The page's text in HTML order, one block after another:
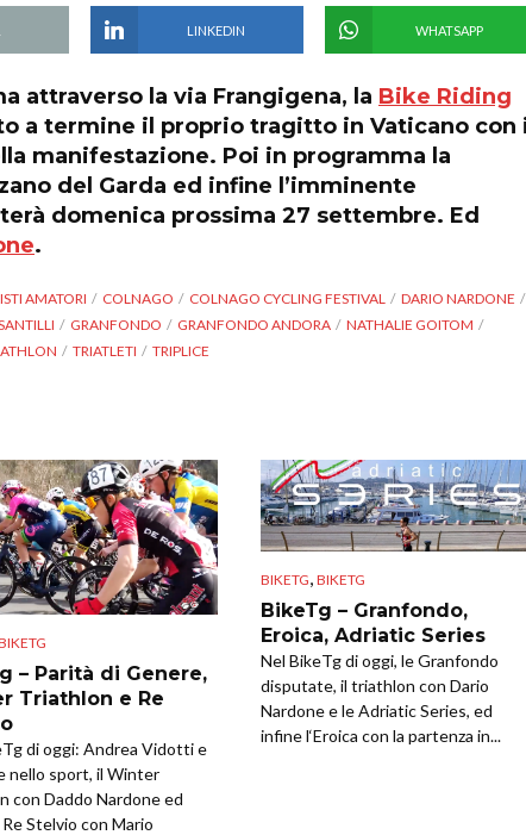
LINKEDIN WHATSAPP
attraverso la via Frangigena, la Bike Riding
a termine il proprio tragitto in Vaticano con
manifestazione. Poi in programma la
del Garda ed infine l’imminente
domenica prossima 27 settembre. Ed
.
AMATORI COLNAGO COLNAGO CYCLING FESTIVAL
DARIO NARDONE
GRANFONDO GRANFONDO ANDORA
NATHALIE GOITOM
TRIATLETI TRIPLICE
– Parità di Genere,
Triathlon e Re
di oggi: Andrea Vidotti e
nello sport, il Winter
con Daddo Nardone ed
Stelvio con Mario
BIKETG, BIKETG
BikeTg – Granfondo,
Eroica, Adriatic Series
Nel BikeTg di oggi, le Granfondo
disputate, il triathlon con Dario
Nardone e le Adriatic Series, ed
infine l‘Eroica con la partenza in...